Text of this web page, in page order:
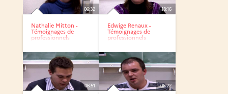
06:32
Nathalie Mitton -
Témoignages de
professionnels
18:16
Edwige Renaux -
Témoignages de
professionnels
06:51 06:22